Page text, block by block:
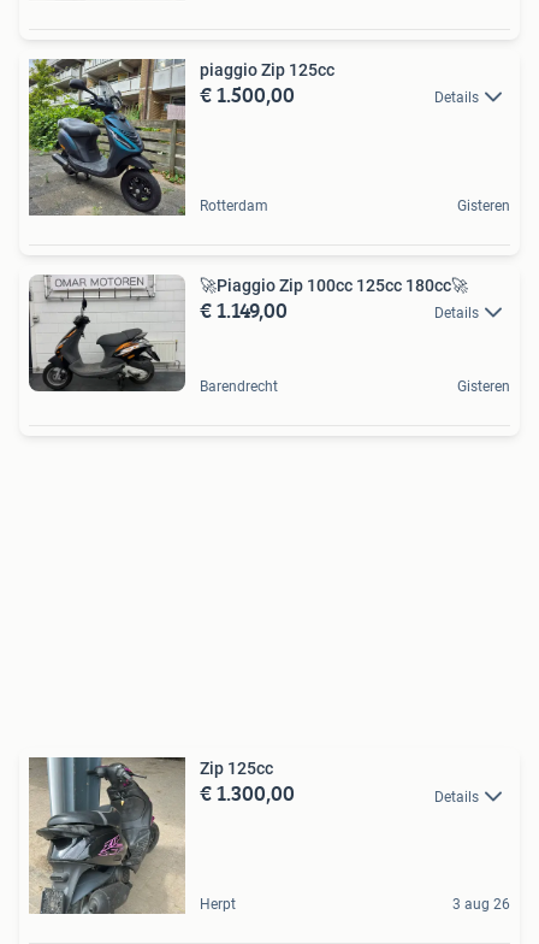
piaggio Zip 125cc
€ 1.500,00 Details
Rotterdam Gisteren
🚀Piaggio Zip 100cc 125cc 180cc🚀
€ 1.149,00 Details
Barendrecht Gisteren
Zip 125cc
€ 1.300,00 Details
Herpt 3 aug 26